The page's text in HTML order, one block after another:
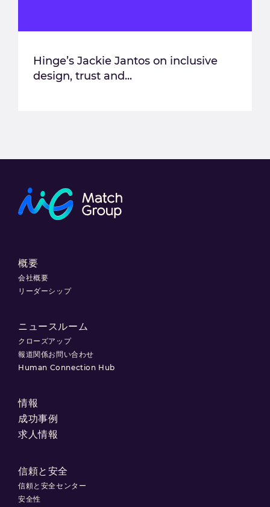
Hinge’s Jackie Jantos on inclusive
design, trust and...
概要
会社概要
リーダーシップ
ニュースルーム
クローズアップ
報道関係お問い合わせ
Human Connection Hub
情報
成功事例
求人情報
信頼と安全
信頼と安全センター
安全性